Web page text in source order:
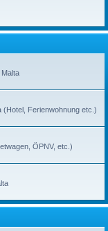
Ferienwohnung etc.)
ÖPNV, etc.)